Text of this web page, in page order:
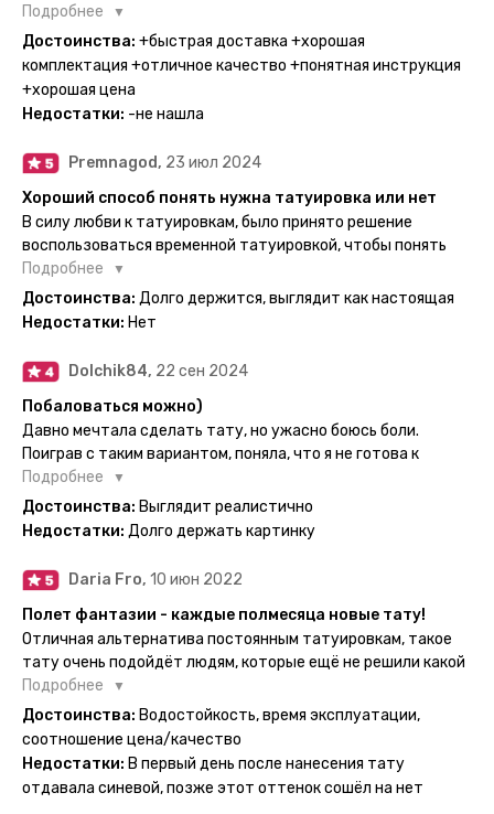
Поэтому everink стали для меня настоящей находкой. Как
только тату пришли, я сразу понеслась их забирать. Хочу
отметить, что у everink очень большой выбор мест для
доставки, что значительно упрощает процесс получения
тату. Посылка была упакованна в бумажный плотный
конверт, внутри оказалась ещё одна упаковка с
дизайнерским принтом. Комплектация набора: сами тату,
упакованные в специальные пакетики, салфетки,
инструкция по нанесению. Всё выглядит очень мило. Я уже
нанесла одну из них и сейчас жду результата. Всё очень
понятно объяснено, отдельным плюсом для меня стала
картинка с обозначениями тех мечт, где тату будет
держаться дольше всего. В общем всём советую и
рекомендую, буду заказывать ещё))
Подробнее
Достоинства: +быстрая доставка +хорошая
комплектация +отличное качество +понятная инструкция
+хорошая цена
Недостатки: -не нашла
Premnagod, 23 июл 2024
Хороший способ понять нужна татуировка или нет
В силу любви к татуировкам, было принято решение
воспользоваться временной татуировкой, чтобы понять
хочется набивать настоящую или нет, как оказалось
смысла набивать нет, ведь можно постоянно делать
временные татуировки и в случае если одна не понравится
больше ничего и не нужно.
Подробнее
Достоинства: Долго держится, выглядит как настоящая
Недостатки: Нет
Dolchik84, 22 сен 2024
Побаловаться можно)
Давно мечтала сделать тату, но ужасно боюсь боли.
Поиграв с таким вариантом, поняла, что я не готова к
постоянной тату. Поэтому благодарю, что есть такая
возможность. Муж смог сделать тату в нескольких местах
одной картинкой).
Подробнее
Достоинства: Выглядит реалистично
Недостатки: Долго держать картинку
Daria Fro, 10 июн 2022
Полет фантазии - каждые полмесяца новые тату!
Отличная альтернатива постоянным татуировкам, такое
тату очень подойдёт людям, которые ещё не решили какой
эскиз им подойдёт на всю жизнь - продукт еверинк
держится на теле до 2 недель - после нанесения не нужно
бояться мочить такие тату, вода их так просто не смоет. К
рисункам прикладывается инструкция, но я предпочла
другой способ нанесения - оставила наклейку на теле на
ночь, чтобы точно перестраховаться - на утро эффект
Подробнее
Достоинства: Водостойкость, время эксплуатации,
соотношение цена/качество
Недостатки: В первый день после нанесения тату
отдавала синевой, позже этот оттенок сошёл на нет